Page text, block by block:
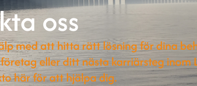
oss
med att hitta rätt lösning för dina
eller ditt nästa karriärsteg inom
här för att hjälpa dig.